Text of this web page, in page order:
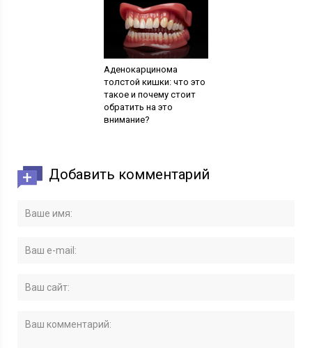
Аденокарцинома
толстой кишки: что это
такое и почему стоит
обратить на это
внимание?
Добавить комментарий